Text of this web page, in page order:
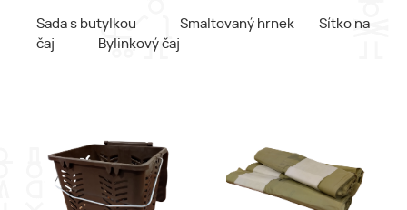
Sada s butylkou Smaltovaný hrnek Sítko na
čaj Bylinkový čaj